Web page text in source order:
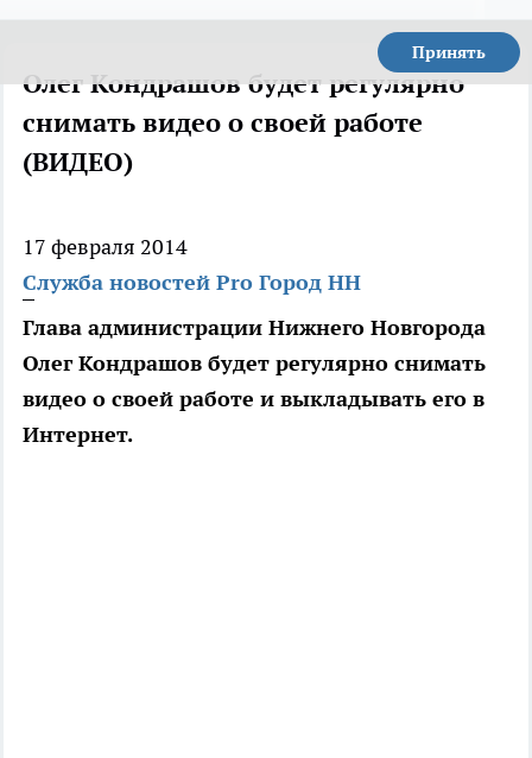
Принять
Олег Кондрашов будет регулярно
снимать видео о своей работе
(ВИДЕО)
17 февраля 2014
Служба новостей Pro Город НН
Глава администрации Нижнего Новгорода
Олег Кондрашов будет регулярно снимать
видео о своей работе и выкладывать его в
Интернет.